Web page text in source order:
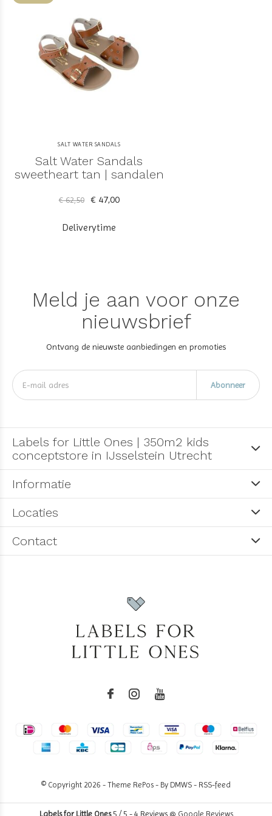
SALT WATER SANDALS
Salt Water Sandals
sweetheart tan | sandalen
€ 62,50 € 47,00
Deliverytime
Meld je aan voor onze
nieuwsbrief
Ontvang de nieuwste aanbiedingen en promoties
Abonneer
Labels for Little Ones | 350m2 kids
conceptstore in IJsselstein Utrecht
Informatie
Locaties
Contact
© Copyright 2026 - Theme RePos - By DMWS - RSS-feed
Labels for Little Ones5 / 5 - 4 Reviews @ Google Reviews